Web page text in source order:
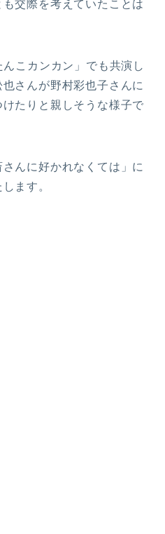
交際を考えていたことは
こカンカン」でも共演し
さんが野村彩也子さんに
けたりと親しそうな様子で
んに好かれなくては」に
ます。